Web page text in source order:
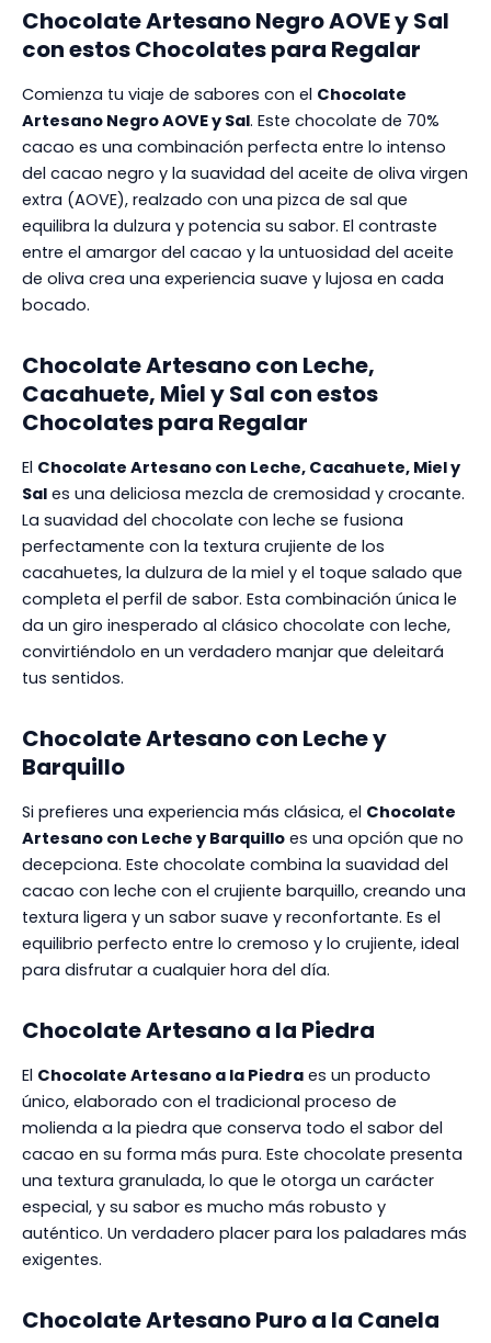
Chocolate Artesano Negro AOVE y Sal
con estos Chocolates para Regalar
Comienza tu viaje de sabores con el Chocolate
Artesano Negro AOVE y Sal. Este chocolate de 70%
cacao es una combinación perfecta entre lo intenso
del cacao negro y la suavidad del aceite de oliva virgen
extra (AOVE), realzado con una pizca de sal que
equilibra la dulzura y potencia su sabor. El contraste
entre el amargor del cacao y la untuosidad del aceite
de oliva crea una experiencia suave y lujosa en cada
bocado.
Chocolate Artesano con Leche,
Cacahuete, Miel y Sal con estos
Chocolates para Regalar
El Chocolate Artesano con Leche, Cacahuete, Miel y
Sal es una deliciosa mezcla de cremosidad y crocante.
La suavidad del chocolate con leche se fusiona
perfectamente con la textura crujiente de los
cacahuetes, la dulzura de la miel y el toque salado que
completa el perfil de sabor. Esta combinación única le
da un giro inesperado al clásico chocolate con leche,
convirtiéndolo en un verdadero manjar que deleitará
tus sentidos.
Chocolate Artesano con Leche y
Barquillo
Si prefieres una experiencia más clásica, el Chocolate
Artesano con Leche y Barquillo es una opción que no
decepciona. Este chocolate combina la suavidad del
cacao con leche con el crujiente barquillo, creando una
textura ligera y un sabor suave y reconfortante. Es el
equilibrio perfecto entre lo cremoso y lo crujiente, ideal
para disfrutar a cualquier hora del día.
Chocolate Artesano a la Piedra
El Chocolate Artesano a la Piedra es un producto
único, elaborado con el tradicional proceso de
molienda a la piedra que conserva todo el sabor del
cacao en su forma más pura. Este chocolate presenta
una textura granulada, lo que le otorga un carácter
especial, y su sabor es mucho más robusto y
auténtico. Un verdadero placer para los paladares más
exigentes.
Chocolate Artesano Puro a la Canela